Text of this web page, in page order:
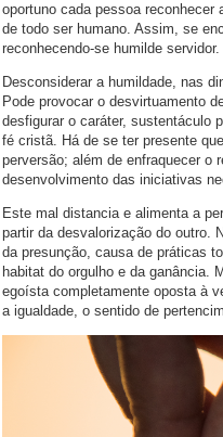
oportuno cada pessoa reconhecer
de todo ser humano. Assim, se
reconhecendo-se humilde servidor.
Desconsiderar a humildade, nas
Pode provocar o desvirtuamento
desfigurar o caráter, sustentáculo
fé cristã. Há de se ter presente
perversão; além de enfraquecer o
desenvolvimento das iniciativas
Este mal distancia e alimenta a
partir da desvalorização do outro.
da presunção, causa de práticas
habitat do orgulho e da ganância.
egoísta completamente oposta à
a igualdade, o sentido de